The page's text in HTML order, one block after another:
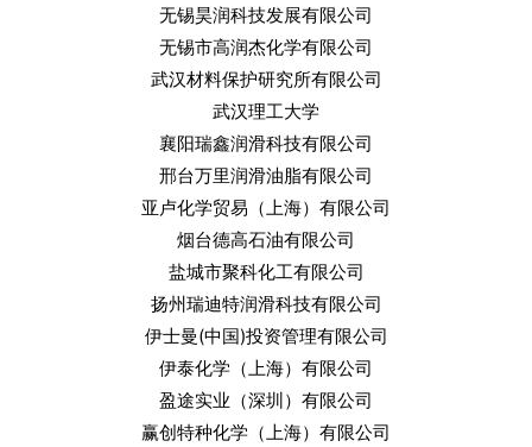
无锡昊润科技发展有限公司
无锡市高润杰化学有限公司
武汉材料保护研究所有限公司
武汉理工大学
襄阳瑞鑫润滑科技有限公司
邢台万里润滑油脂有限公司
亚卢化学贸易（上海）有限公司
烟台德高石油有限公司
盐城市聚科化工有限公司
扬州瑞迪特润滑科技有限公司
伊士曼(中国)投资管理有限公司
伊泰化学（上海）有限公司
盈途实业（深圳）有限公司
赢创特种化学（上海）有限公司